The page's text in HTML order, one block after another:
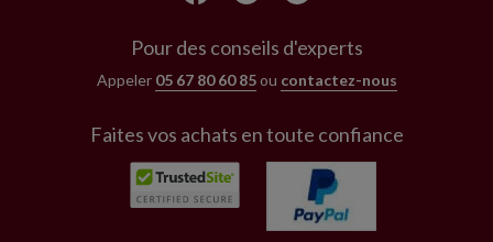
Pour des conseils d'experts
Appeler 05 67 80 60 85ou contactez-nous
Faites vos achats en toute confiance